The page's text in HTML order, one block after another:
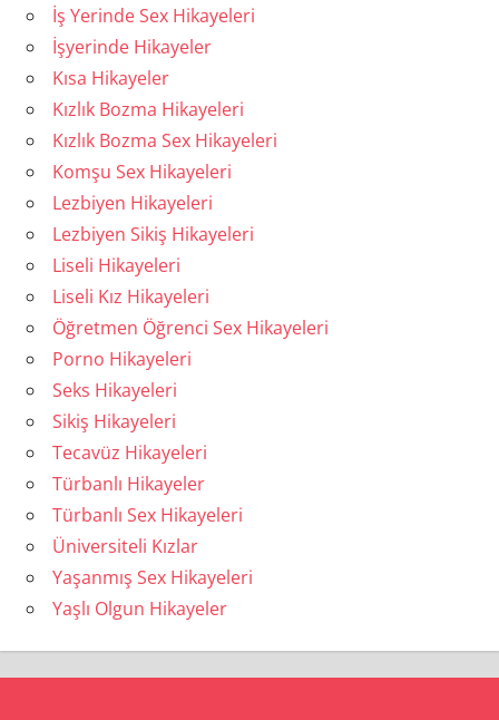
İş Yerinde Sex Hikayeleri
İşyerinde Hikayeler
Kısa Hikayeler
Kızlık Bozma Hikayeleri
Kızlık Bozma Sex Hikayeleri
Komşu Sex Hikayeleri
Lezbiyen Hikayeleri
Lezbiyen Sikiş Hikayeleri
Liseli Hikayeleri
Liseli Kız Hikayeleri
Öğretmen Öğrenci Sex Hikayeleri
Porno Hikayeleri
Seks Hikayeleri
Sikiş Hikayeleri
Tecavüz Hikayeleri
Türbanlı Hikayeler
Türbanlı Sex Hikayeleri
Üniversiteli Kızlar
Yaşanmış Sex Hikayeleri
Yaşlı Olgun Hikayeler